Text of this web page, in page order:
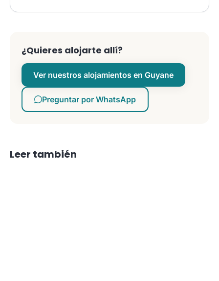
¿Quieres alojarte allí?
Ver nuestros alojamientos en Guyane
Preguntar por WhatsApp
Leer también